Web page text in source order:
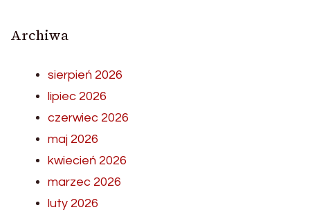
Archiwa
sierpień 2026
lipiec 2026
czerwiec 2026
maj 2026
kwiecień 2026
marzec 2026
luty 2026